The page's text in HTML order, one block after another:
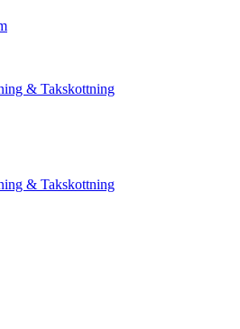
& Takskottning
& Takskottning